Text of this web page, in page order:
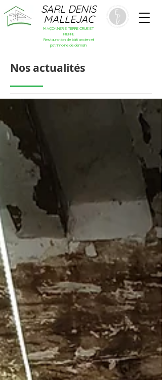
SARL DENIS
MALLEJAC
MAÇONNERIE TERRE CRUE ET
PIERRE
Restauration de bâti ancien et
patrimoine de demain
Nos actualités